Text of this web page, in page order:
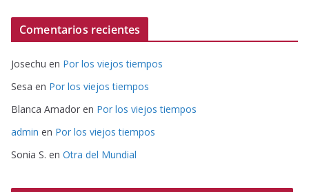
Comentarios recientes
Josechu en Por los viejos tiempos
Sesa en Por los viejos tiempos
Blanca Amador en Por los viejos tiempos
admin en Por los viejos tiempos
Sonia S. en Otra del Mundial